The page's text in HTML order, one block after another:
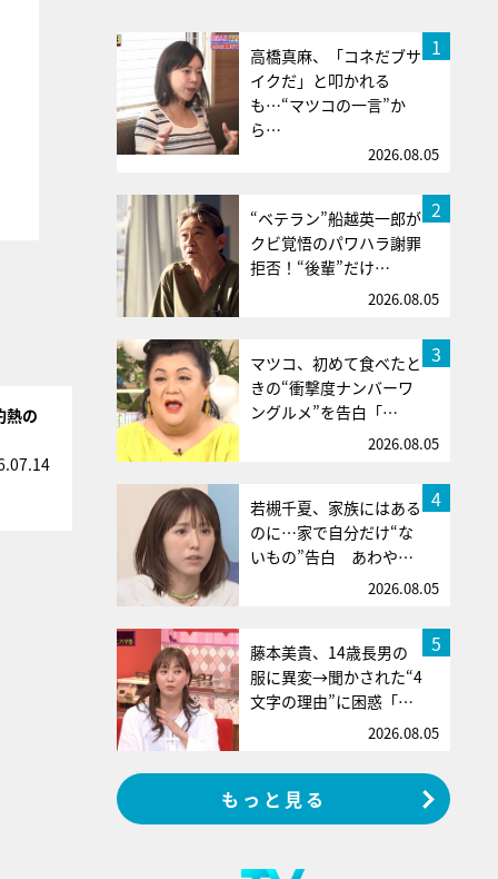
熱の
1
高橋真麻、「コネだブサ
イクだ」と叩かれる
も…“マツコの一言”か
ら…
2026.08.05
2
“ベテラン”船越英一郎が
クビ覚悟のパワハラ謝罪
拒否！“後輩”だけ…
2026.08.05
3
マツコ、初めて食べたと
きの“衝撃度ナンバーワ
ングルメ”を告白「…
2026.08.05
4
若槻千夏、家族にはある
のに…家で自分だけ“な
いもの”告白 あわや…
2026.08.05
5
藤本美貴、14歳長男の
服に異変→聞かされた“4
文字の理由”に困惑「…
2026.08.05
もっと見る